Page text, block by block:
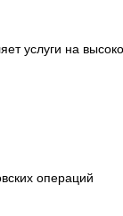
услуги на
операций